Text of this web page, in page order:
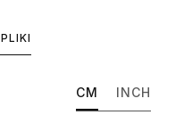
PLIKI
CM INCH